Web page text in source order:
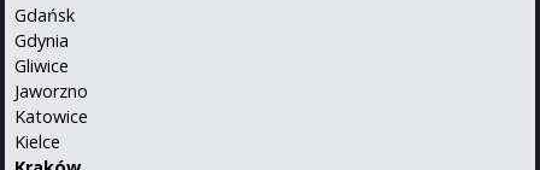
Gdańsk
Gdynia
Gliwice
Jaworzno
Katowice
Kielce